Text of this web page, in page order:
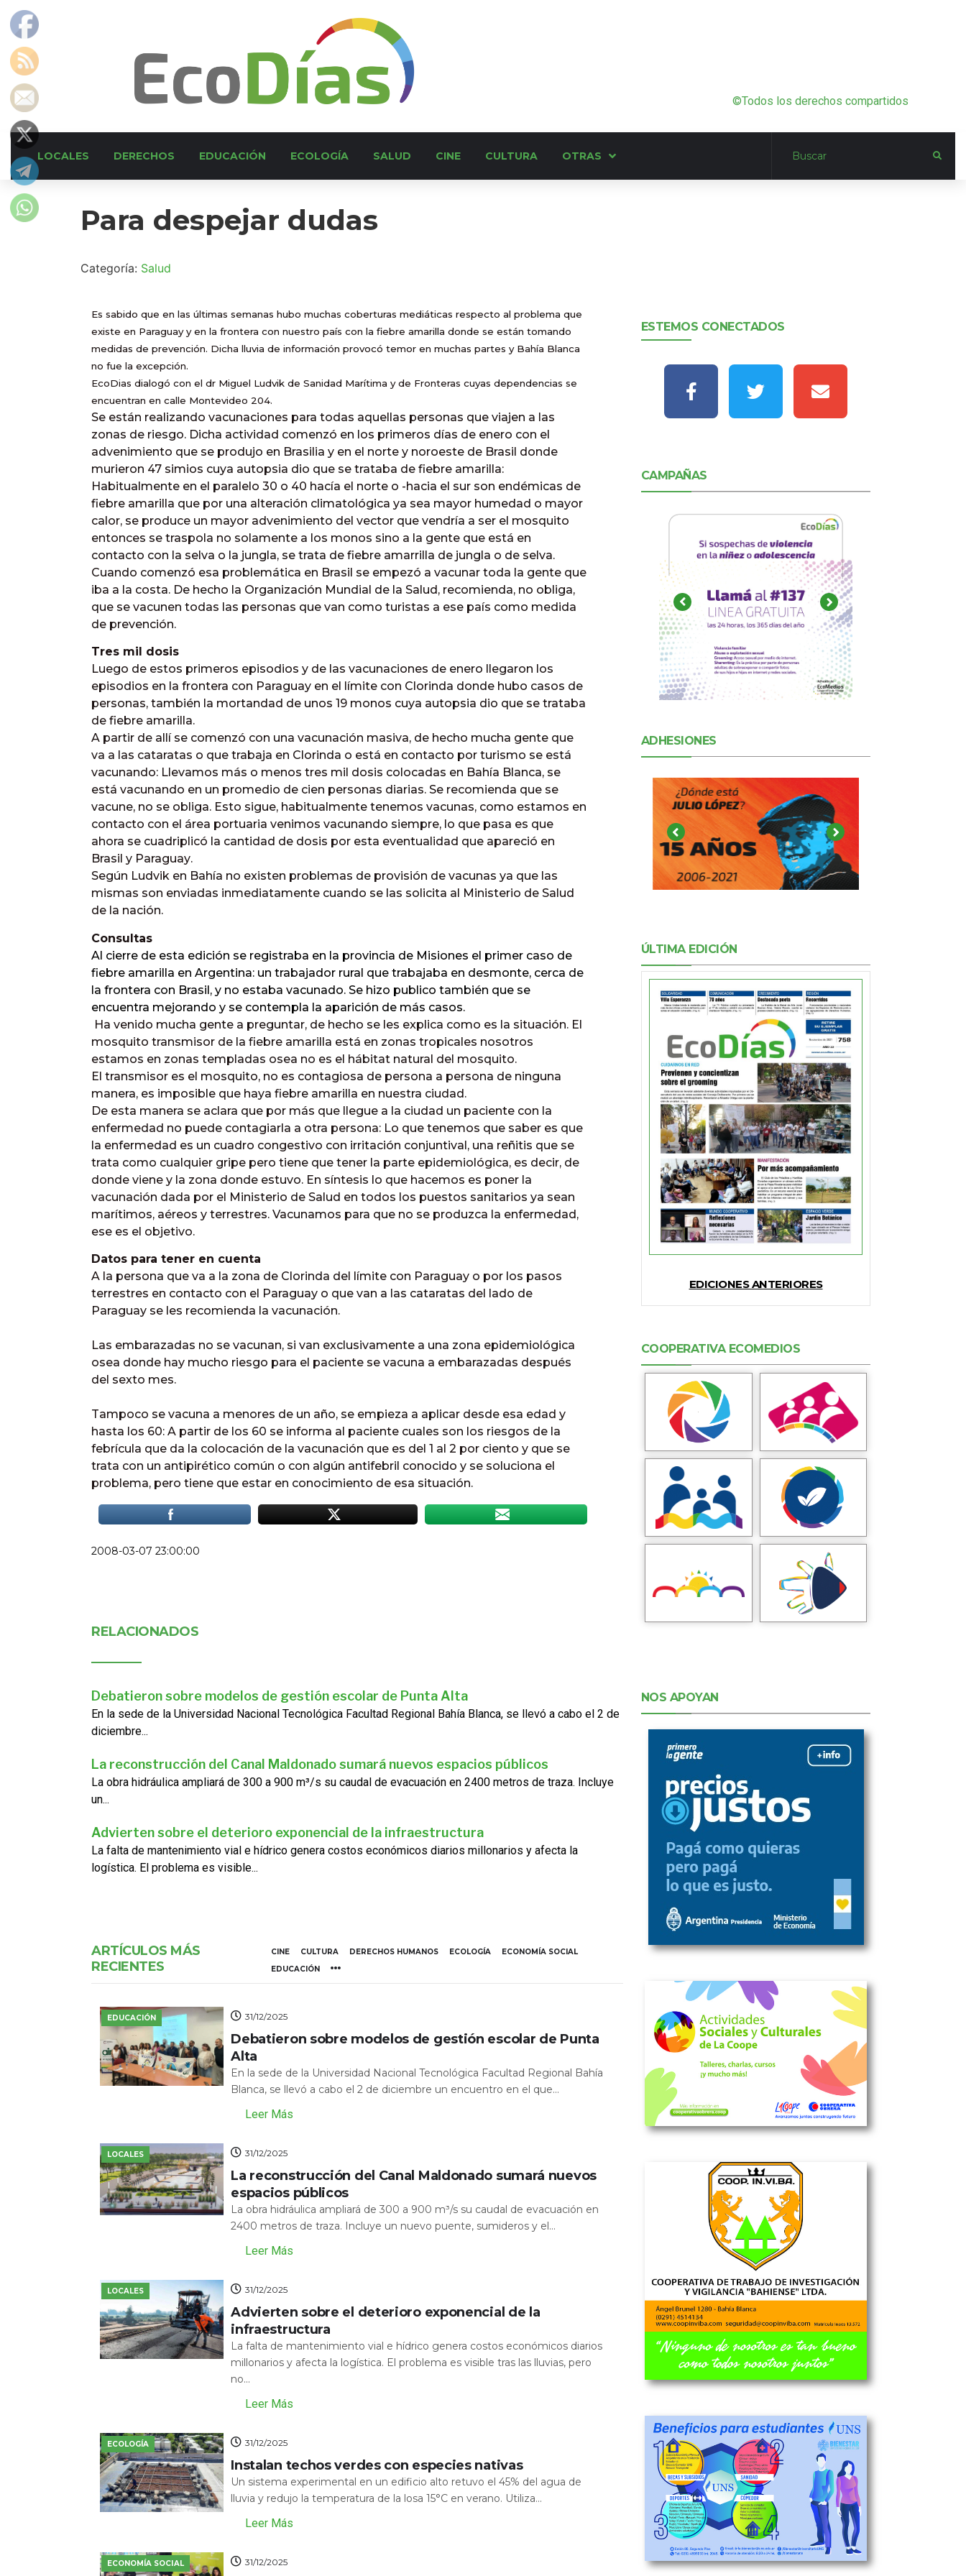
©Todos los derechos compartidos
LOCALES DERECHOS EDUCACIÓN ECOLOGÍA SALUD CINE CULTURA OTRAS
Para despejar dudas
Categoría: Salud
Es sabido que en las últimas semanas hubo muchas coberturas mediáticas respecto al problema que
existe en Paraguay y en la frontera con nuestro país con la fiebre amarilla donde se están tomando
medidas de prevención. Dicha lluvia de información provocó temor en muchas partes y Bahía Blanca
no fue la excepción.
EcoDias dialogó con el dr Miguel Ludvik de Sanidad Marítima y de Fronteras cuyas dependencias se
encuentran en calle Montevideo 204.
Se están realizando vacunaciones para todas aquellas personas que viajen a las
zonas de riesgo. Dicha actividad comenzó en los primeros días de enero con el
advenimiento que se produjo en Brasilia y en el norte y noroeste de Brasil donde
murieron 47 simios cuya autopsia dio que se trataba de fiebre amarilla:
Habitualmente en el paralelo 30 o 40 hacía el norte o -hacia el sur son endémicas de
fiebre amarilla que por una alteración climatológica ya sea mayor humedad o mayor
calor, se produce un mayor advenimiento del vector que vendría a ser el mosquito
entonces se traspola no solamente a los monos sino a la gente que está en
contacto con la selva o la jungla, se trata de fiebre amarrilla de jungla o de selva.
Cuando comenzó esa problemática en Brasil se empezó a vacunar toda la gente que
iba a la costa. De hecho la Organización Mundial de la Salud, recomienda, no obliga,
que se vacunen todas las personas que van como turistas a ese país como medida
de prevención.
Tres mil dosis
Luego de estos primeros episodios y de las vacunaciones de enero llegaron los
episodios en la frontera con Paraguay en el límite con Clorinda donde hubo casos de
personas, también la mortandad de unos 19 monos cuya autopsia dio que se trataba
de fiebre amarilla.
A partir de allí se comenzó con una vacunación masiva, de hecho mucha gente que
va a las cataratas o que trabaja en Clorinda o está en contacto por turismo se está
vacunando: Llevamos más o menos tres mil dosis colocadas en Bahía Blanca, se
está vacunando en un promedio de cien personas diarias. Se recomienda que se
vacune, no se obliga. Esto sigue, habitualmente tenemos vacunas, como estamos en
contacto con el área portuaria venimos vacunando siempre, lo que pasa es que
ahora se cuadriplicó la cantidad de dosis por esta eventualidad que apareció en
Brasil y Paraguay.
Según Ludvik en Bahía no existen problemas de provisión de vacunas ya que las
mismas son enviadas inmediatamente cuando se las solicita al Ministerio de Salud
de la nación.
Consultas
Al cierre de esta edición se registraba en la provincia de Misiones el primer caso de
fiebre amarilla en Argentina: un trabajador rural que trabajaba en desmonte, cerca de
la frontera con Brasil, y no estaba vacunado. Se hizo publico también que se
encuentra mejorando y se contempla la aparición de más casos.
Ha venido mucha gente a preguntar, de hecho se les explica como es la situación. El
mosquito transmisor de la fiebre amarilla está en zonas tropicales nosotros
estamos en zonas templadas osea no es el hábitat natural del mosquito.
El transmisor es el mosquito, no es contagiosa de persona a persona de ninguna
manera, es imposible que haya fiebre amarilla en nuestra ciudad.
De esta manera se aclara que por más que llegue a la ciudad un paciente con la
enfermedad no puede contagiarla a otra persona: Lo que tenemos que saber es que
la enfermedad es un cuadro congestivo con irritación conjuntival, una reñitis que se
trata como cualquier gripe pero tiene que tener la parte epidemiológica, es decir, de
donde viene y la zona donde estuvo. En síntesis lo que hacemos es poner la
vacunación dada por el Ministerio de Salud en todos los puestos sanitarios ya sean
marítimos, aéreos y terrestres. Vacunamos para que no se produzca la enfermedad,
ese es el objetivo.
Datos para tener en cuenta
A la persona que va a la zona de Clorinda del límite con Paraguay o por los pasos
terrestres en contacto con el Paraguay o que van a las cataratas del lado de
Paraguay se les recomienda la vacunación.
Las embarazadas no se vacunan, si van exclusivamente a una zona epidemiológica
osea donde hay mucho riesgo para el paciente se vacuna a embarazadas después
del sexto mes.
Tampoco se vacuna a menores de un año, se empieza a aplicar desde esa edad y
hasta los 60: A partir de los 60 se informa al paciente cuales son los riesgos de la
febrícula que da la colocación de la vacunación que es del 1 al 2 por ciento y que se
trata con un antipirético común o con algún antifebril conocido y se soluciona el
problema, pero tiene que estar en conocimiento de esa situación.
2008-03-07 23:00:00
RELACIONADOS
Debatieron sobre modelos de gestión escolar de Punta Alta
En la sede de la Universidad Nacional Tecnológica Facultad Regional Bahía Blanca, se llevó a cabo el 2 de
diciembre...
La reconstrucción del Canal Maldonado sumará nuevos espacios públicos
La obra hidráulica ampliará de 300 a 900 m³/s su caudal de evacuación en 2400 metros de traza. Incluye
un...
Advierten sobre el deterioro exponencial de la infraestructura
La falta de mantenimiento vial e hídrico genera costos económicos diarios millonarios y afecta la
logística. El problema es visible...
ARTÍCULOS MÁS
RECIENTES
CINE CULTURA DERECHOS HUMANOS ECOLOGÍA
ECONOMÍA SOCIAL
EDUCACIÓN
EDUCACIÓN 31/12/2025
Debatieron sobre modelos de gestión escolar de Punta
Alta
En la sede de la Universidad Nacional Tecnológica Facultad Regional Bahía
Blanca, se llevó a cabo el 2 de diciembre un encuentro en el que...
Leer Más
LOCALES 31/12/2025
La reconstrucción del Canal Maldonado sumará nuevos
espacios públicos
La obra hidráulica ampliará de 300 a 900 m³/s su caudal de evacuación en
2400 metros de traza. Incluye un nuevo puente, sumideros y el...
Leer Más
LOCALES 31/12/2025
Advierten sobre el deterioro exponencial de la
infraestructura
La falta de mantenimiento vial e hídrico genera costos económicos diarios
millonarios y afecta la logística. El problema es visible tras las lluvias, pero
no...
Leer Más
ECOLOGÍA 31/12/2025
Instalan techos verdes con especies nativas
Un sistema experimental en un edificio alto retuvo el 45% del agua de
lluvia y redujo la temperatura de la losa 15°C en verano. Utiliza...
Leer Más
ECONOMÍA SOCIAL 31/12/2025
ESTEMOS CONECTADOS
CAMPAÑAS
ADHESIONES
ÚLTIMA EDICIÓN
EDICIONES ANTERIORES
COOPERATIVA ECOMEDIOS
NOS APOYAN